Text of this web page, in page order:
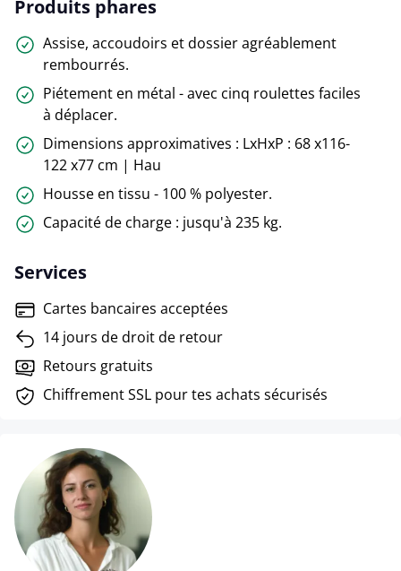
Produits phares
Assise, accoudoirs et dossier agréablement
rembourrés.
Piétement en métal - avec cinq roulettes faciles
à déplacer.
Dimensions approximatives : LxHxP : 68 x116-
122 x77 cm | Hau
Housse en tissu - 100 % polyester.
Capacité de charge : jusqu'à 235 kg.
Services
Cartes bancaires acceptées
14 jours de droit de retour
Retours gratuits
Chiffrement SSL pour tes achats sécurisés